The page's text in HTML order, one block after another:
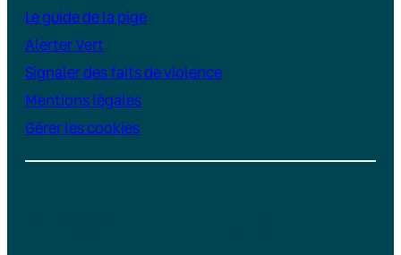
Le guide de la pige
Alerter Vert
Signaler des faits de violence
Mentions légales
Gérer les cookies